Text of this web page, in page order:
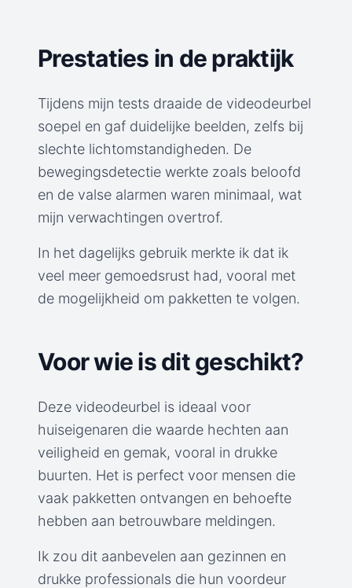
Prestaties in de praktijk
Tijdens mijn tests draaide de videodeurbel
soepel en gaf duidelijke beelden, zelfs bij
slechte lichtomstandigheden. De
bewegingsdetectie werkte zoals beloofd
en de valse alarmen waren minimaal, wat
mijn verwachtingen overtrof.
In het dagelijks gebruik merkte ik dat ik
veel meer gemoedsrust had, vooral met
de mogelijkheid om pakketten te volgen.
Voor wie is dit geschikt?
Deze videodeurbel is ideaal voor
huiseigenaren die waarde hechten aan
veiligheid en gemak, vooral in drukke
buurten. Het is perfect voor mensen die
vaak pakketten ontvangen en behoefte
hebben aan betrouwbare meldingen.
Ik zou dit aanbevelen aan gezinnen en
drukke professionals die hun voordeur